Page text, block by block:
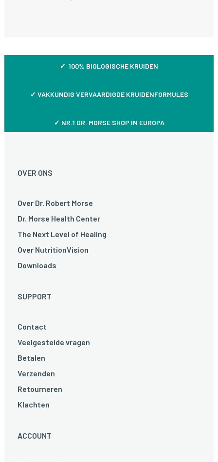
✓ 100% BIOLOGISCHE KRUIDEN
✓ VAKKUNDIG VERVAARDIGDE KRUIDENFORMULES
✓ NR.1 DR. MORSE SHOP IN EUROPA
OVER ONS
Over Dr. Robert Morse
Dr. Morse Health Center
The Next Level of Healing
Over NutritionVision
Downloads
SUPPORT
Contact
Veelgestelde vragen
Betalen
Verzenden
Retourneren
Klachten
ACCOUNT